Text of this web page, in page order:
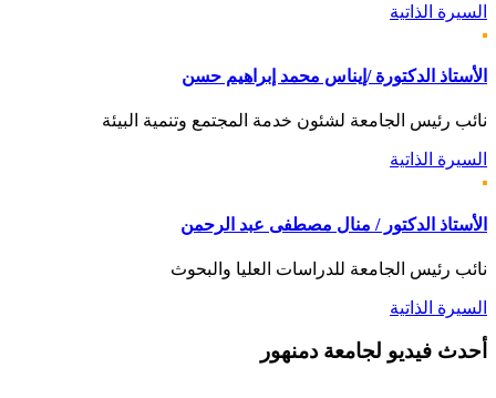
السيرة الذاتية
الأستاذ الدكتورة /إيناس محمد إبراهيم حسن
نائب رئيس الجامعة لشئون خدمة المجتمع وتنمية البيئة
السيرة الذاتية
الأستاذ الدكتور / منال مصطفى عبد الرحمن
نائب رئيس الجامعة للدراسات العليا والبحوث
السيرة الذاتية
أحدث فيديو لجامعة دمنهور